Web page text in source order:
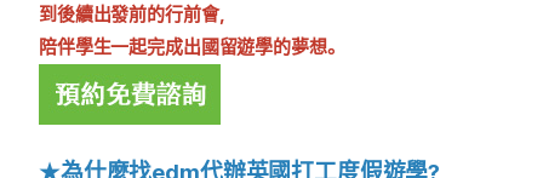
到後續出發前的行前會，
陪伴學生一起完成出國留遊學的夢想。
★為什麼找edm代辦英國打工度假遊學?